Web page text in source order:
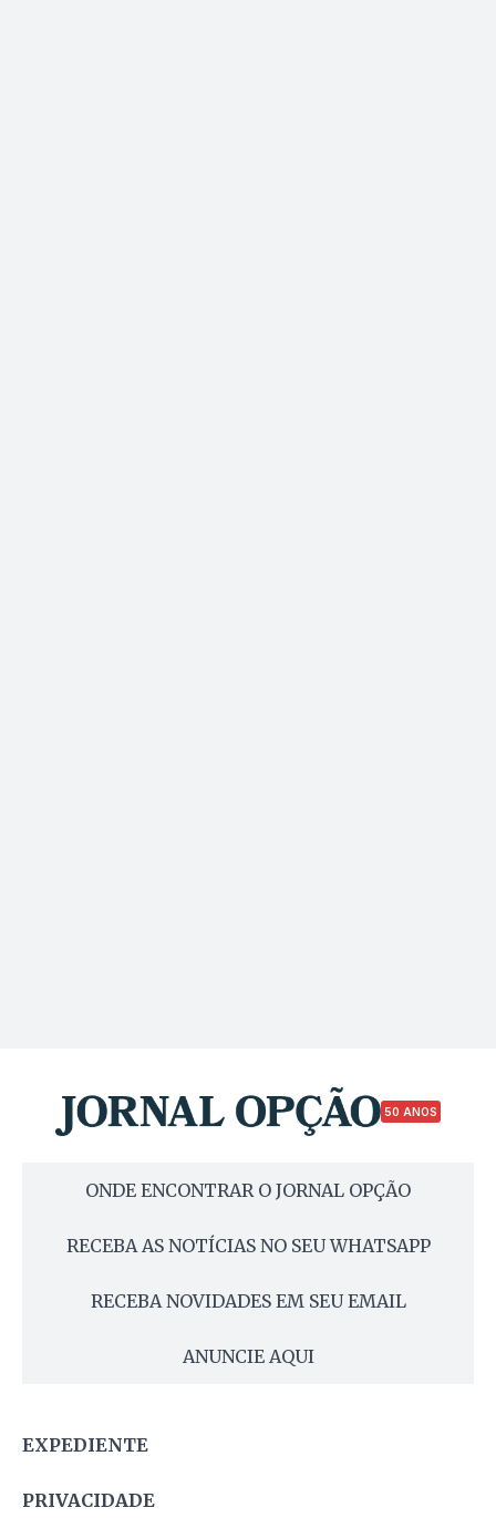
50 ANOS
ONDE ENCONTRAR O JORNAL OPÇÃO
RECEBA AS NOTÍCIAS NO SEU WHATSAPP
RECEBA NOVIDADES EM SEU EMAIL
ANUNCIE AQUI
EXPEDIENTE
PRIVACIDADE